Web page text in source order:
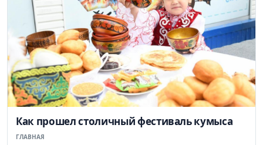
Как прошел столичный фестиваль кумыса
ГЛАВНАЯ